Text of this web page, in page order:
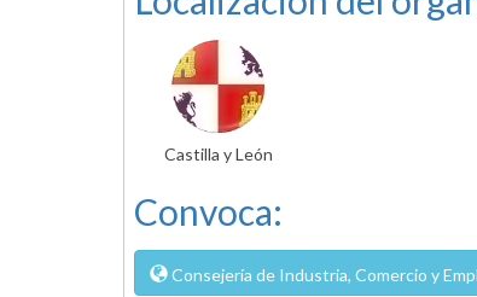
Castilla y León
Convoca:
Consejería de Industria, Comercio y